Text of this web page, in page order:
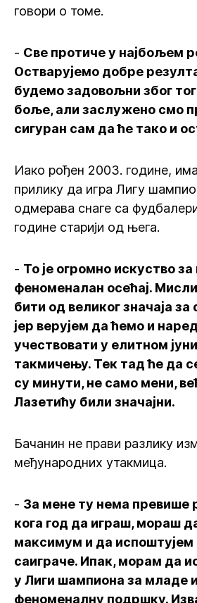
говори о томе.
- Све протиче у најбољем
Остварујемо добре
будемо задовољни због
боље, али заслужено смо
сигуран сам да ће тако и
Иако рођен 2003. године,
прилику да игра Лигу
одмерава снаге са
године старији од њега.
- То је огромно искуство
феноменалан осећај.
бити од великог значаја
јер верујем да ћемо и
учествовати у елитном
такмичењу. Тек тад ће да
су минути, не само мени,
Лазетићу били значајни.
Бачанин не прави разлику
међународних утакмица.
- За мене ту нема превише
кога год да играш, мораш
максимум и да испоштујем
саиграче. Ипак, морам да
у Лиги шампиона за младе
феноменалну подршку.